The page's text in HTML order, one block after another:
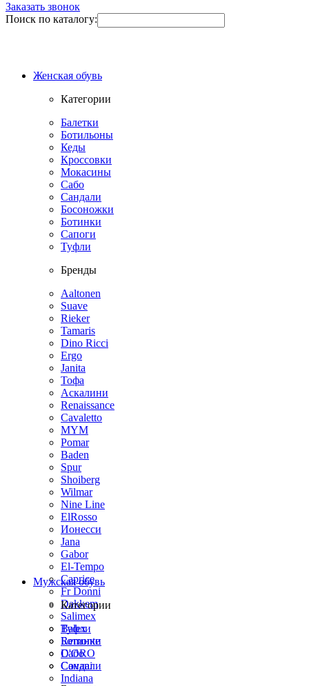
Заказать звонок
Поиск по каталогу:
Женская обувь
Категории
Балетки
Ботильоны
Кеды
Кроссовки
Мокасины
Сабо
Сандали
Босоножки
Ботинки
Сапоги
Туфли
Бренды
Aaltonen
Suave
Rieker
Tamaris
Dino Ricci
Ergo
Janita
Тофа
Аскалини
Renaissance
Cavaletto
MYM
Pomar
Baden
Spur
Shoiberg
Wilmar
Nine Line
ElRosso
Ионесси
Jana
Gabor
El-Tempo
Caprice
Fr Donni
Dakkem
Salimex
Balex
Remonte
D'ORO
Covani
Indiana
Мужская обувь
Категории
Туфли
Ботинки
Сабо
Сандали